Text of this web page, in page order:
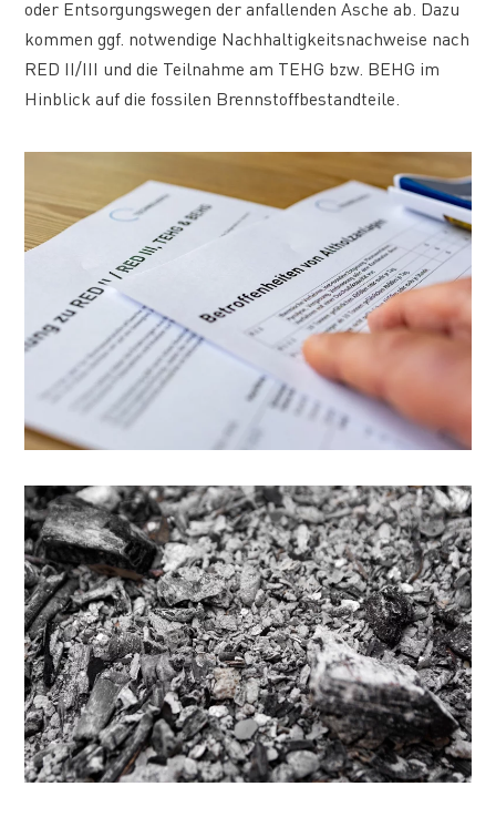
oder Entsorgungswegen der anfallenden Asche ab. Dazu
kommen ggf. notwendige Nachhaltigkeitsnachweise nach
RED II/III und die Teilnahme am TEHG bzw. BEHG im
Hinblick auf die fossilen Brennstoffbestandteile.